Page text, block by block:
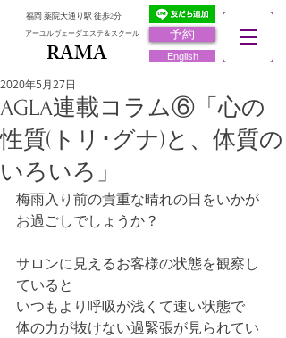
予約
福岡 薬院大通り駅 徒歩2分
アーユルヴェーダエステ＆スクール
RAMA English
AGLA連載コラム⑥「心の
性質(トリ･グナ)と、体質の
いろいろ」
2020年5月27日
梅雨入り前の貴重な晴れの日をいかが
お過ごしでしょうか？
サロンに見えるお客様の状態を観察し
ていると
いつもより呼吸が浅くて速い状態で
体の力が抜けない過緊張が見られてい